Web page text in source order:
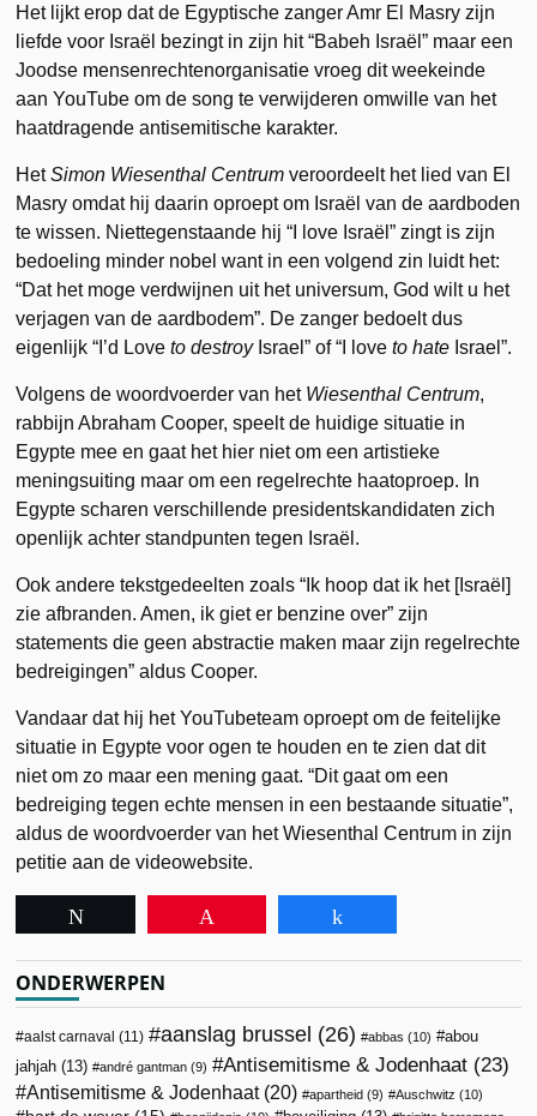
Het lijkt erop dat de Egyptische zanger Amr El Masry zijn
liefde voor Israël bezingt in zijn hit “Babeh Israël” maar een
Joodse mensenrechtenorganisatie vroeg dit weekeinde
aan YouTube om de song te verwijderen omwille van het
haatdragende antisemitische karakter.
HetSimon Wiesenthal Centrum veroordeelt het lied van El
Masry omdat hij daarin oproept om Israël van de aardboden
te wissen. Niettegenstaande hij “I love Israël” zingt is zijn
bedoeling minder nobel want in een volgend zin luidt het:
“Dat het moge verdwijnen uit het universum, God wilt u het
verjagen van de aardbodem”. De zanger bedoelt dus
eigenlijk “I’d Love to destroyIsrael” of “I love to hate Israel”.
Volgens de woordvoerder van hetWiesenthal Centrum,
rabbijn Abraham Cooper, speelt de huidige situatie in
Egypte mee en gaat het hier niet om een artistieke
meningsuiting maar om een regelrechte haatoproep. In
Egypte scharen verschillende presidentskandidaten zich
openlijk achter standpunten tegen Israël.
Ook andere tekstgedeelten zoals “Ik hoop dat ik het [Israël]
zie afbranden. Amen, ik giet er benzine over” zijn
statements die geen abstractie maken maar zijn regelrechte
bedreigingen” aldus Cooper.
Vandaar dat hij het YouTubeteam oproept om de feitelijke
situatie in Egypte voor ogen te houden en te zien dat dit
niet om zo maar een mening gaat. “Dit gaat om een
bedreiging tegen echte mensen in een bestaande situatie”,
aldus de woordvoerder van het Wiesenthal Centrum in zijn
petitie aan de videowebsite.
ONDERWERPEN
aalst carnaval (11) aanslag brussel (26) abbas (10)
abou
jahjah (13) andré gantman (9) Antisemitisme & Jodenhaat (23)
Antisemitisme & Jodenhaat(20) apartheid (9) Auschwitz (10)